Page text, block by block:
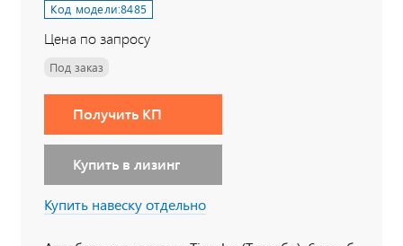
Код модели:8485
Цена по запросу
Под заказ
Получить КП
Купить в лизинг
Купить навеску отдельно